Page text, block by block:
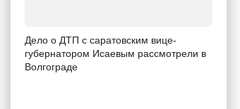
Дело о ДТП с саратовским вице-
губернатором Исаевым рассмотрели в
Волгограде